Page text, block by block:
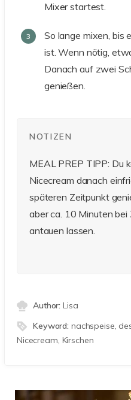
Mixer startest.
So lange mixen, bis
ist. Wenn nötig,
Danach auf zwei
genießen.
NOTIZEN
MEAL PREP TIPP: Du
Nicecream danach
späteren Zeitpunkt
aber ca. 10 Minuten
antauen lassen.
Author:Lisa
Keyword: nachspeise,
Nicecream, Kirschen